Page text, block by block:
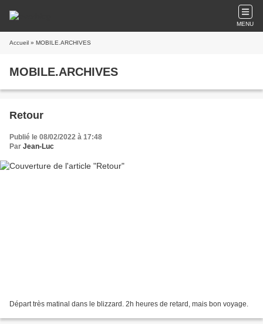
MENU
Accueil » MOBILE.ARCHIVES
MOBILE.ARCHIVES
Retour
Publié le 08/02/2022 à 17:48
Par Jean-Luc
Départ très matinal dans le blizzard. 2h heures de retard, mais bon voyage.